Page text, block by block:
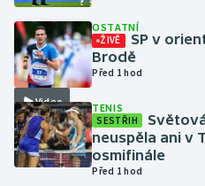
Krasobruslení
Lezení
Lyže a snowboard
Moderní pětiboj
Video
OSTATNÍ
ŽIVĚ
SP v
Brodě
Před 1 hod
TENIS
SESTŘIH
neuspěla ani v
osmifinále
Před 1 hod